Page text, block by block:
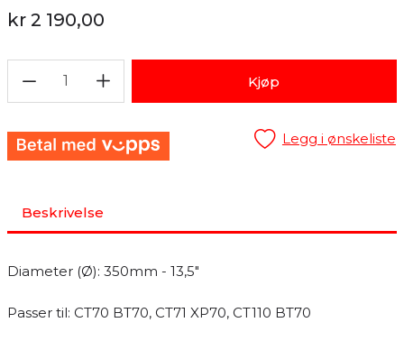
kr 2 190,00
1 Kjøp
Legg i ønskeliste
Beskrivelse
Diameter (Ø): 350mm - 13,5"
Passer til: CT70 BT70, CT71 XP70, CT110 BT70